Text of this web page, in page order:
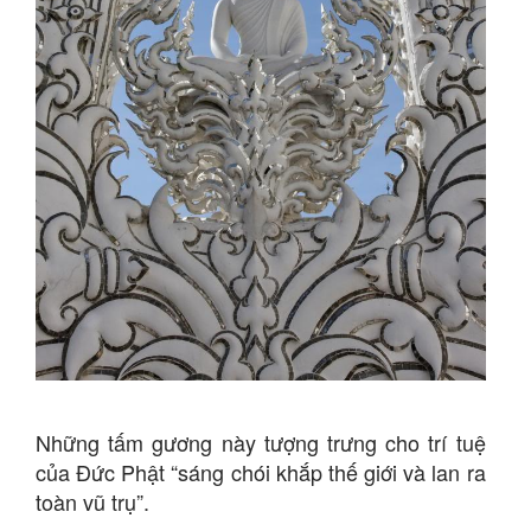
Những tấm gương này tượng trưng cho trí tuệ
của Đức Phật “sáng chói khắp thế giới và lan ra
toàn vũ trụ”.